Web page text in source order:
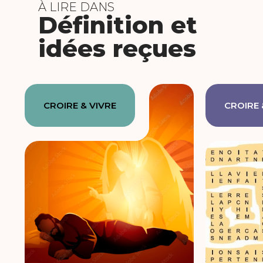
À LIRE DANS
Définition et
idées reçues
CROIRE & VIVRE CROIRE